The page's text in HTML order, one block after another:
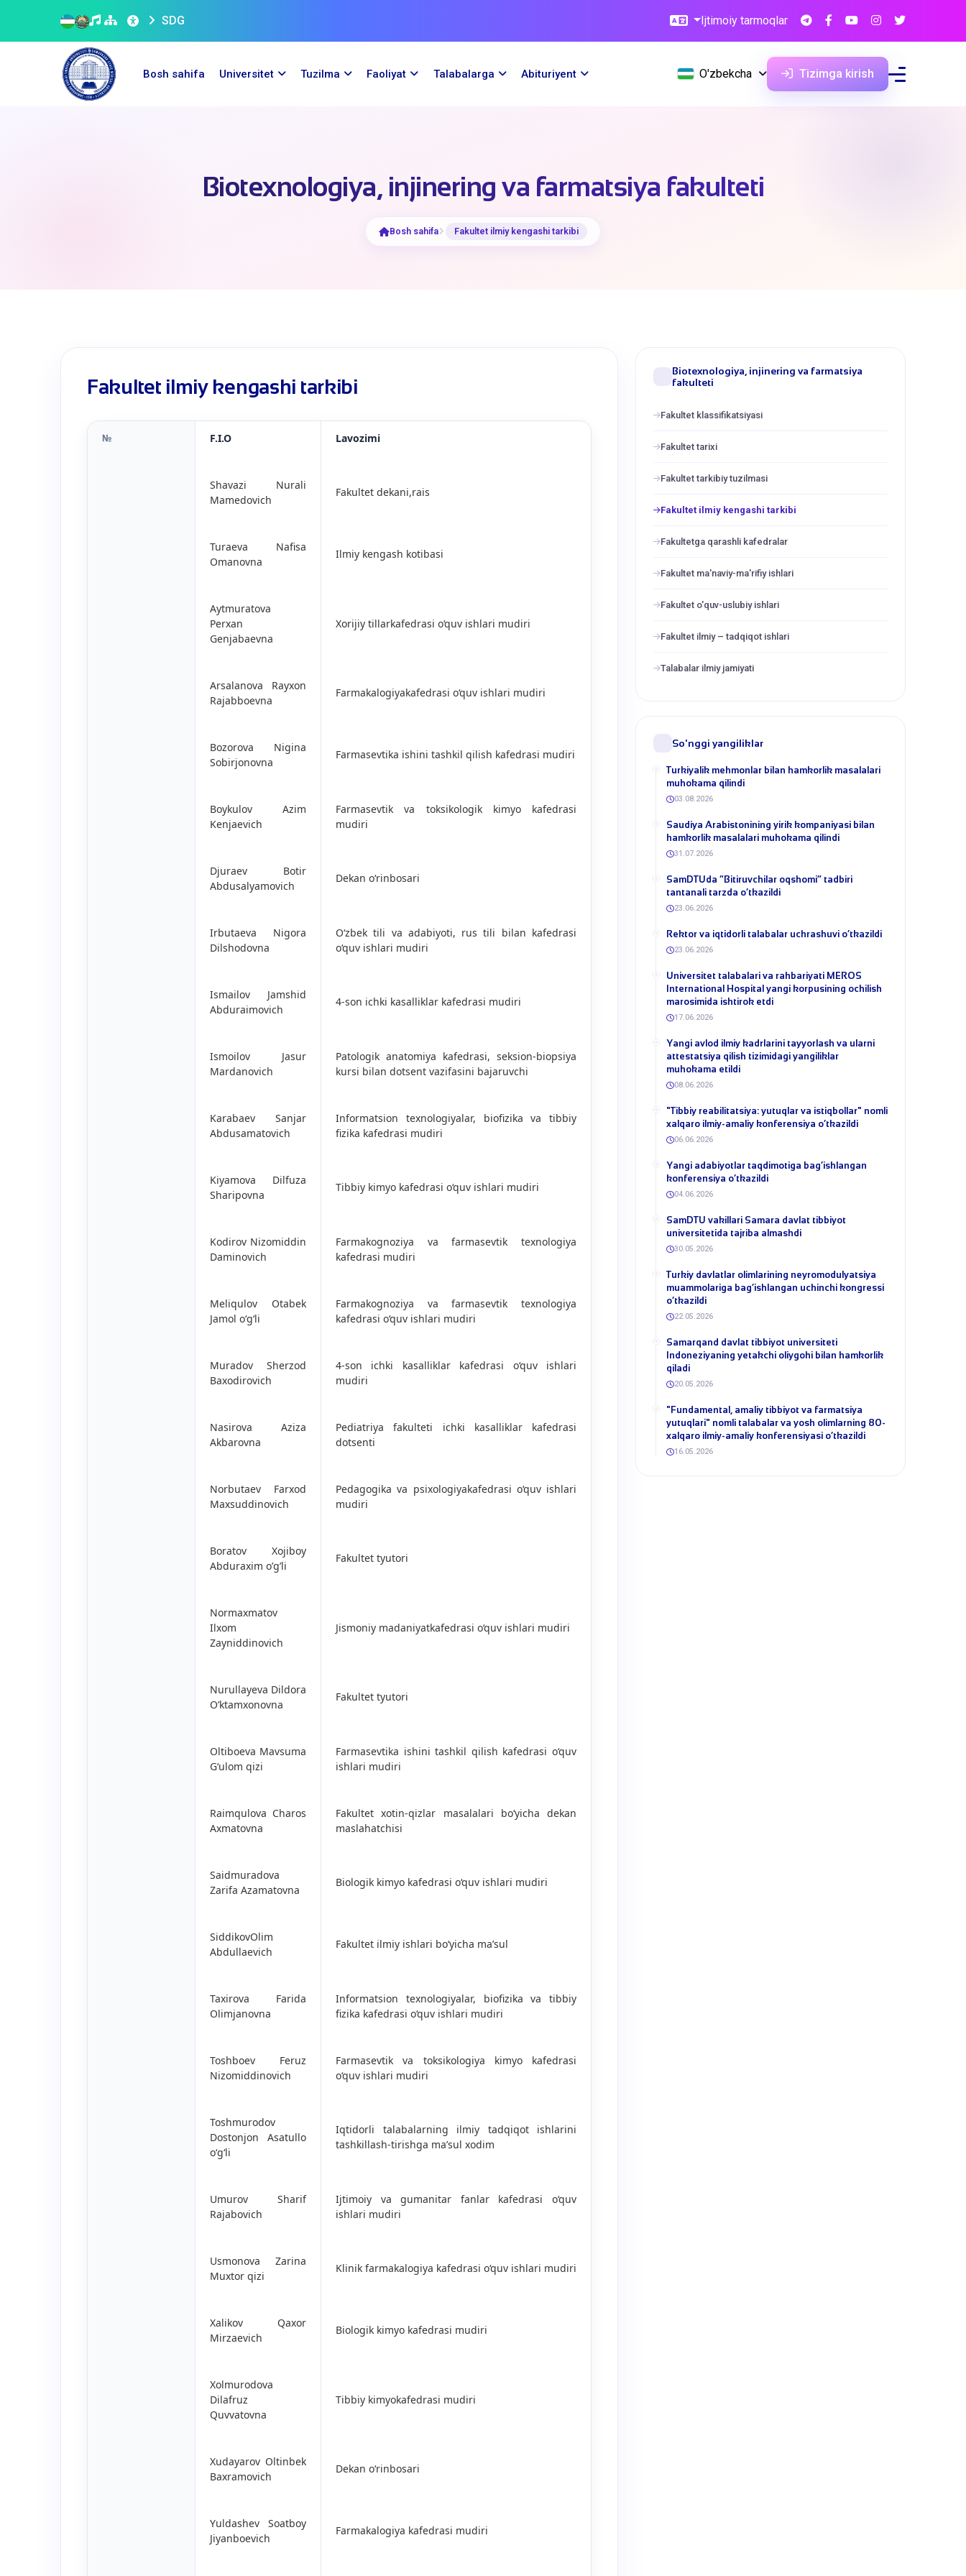
SDG Ijtimoiy tarmoqlar
Bosh sahifa Universitet Tuzilma Faoliyat Talabalarga Abituriyent O'zbekcha Tizimga kirish
Biotexnologiya, injinering va farmatsiya fakulteti
Bosh sahifa Fakultet ilmiy kengashi tarkibi
Fakultet ilmiy kengashi tarkibi
№ F.I.O Lavozimi
Shavazi Nurali
Mamedovich
Fakultet dekani,rais
Turaeva Nafisa
Omanovna
Ilmiy kengash kotibasi
Aytmuratova
Perxan
Genjabaevna
Xorijiy tillarkafedrasi o‘quv ishlari mudiri
Arsalanova Rayxon
Rajabboevna
Farmakalogiyakafedrasi o‘quv ishlari mudiri
Bozorova Nigina
Sobirjonovna
Farmasevtika ishini tashkil qilish kafedrasi mudiri
Boykulov Azim
Kenjaevich
Farmasevtik va toksikologik kimyo kafedrasi
mudiri
Djuraev Botir
Abdusalyamovich
Dekan o‘rinbosari
Irbutaeva Nigora
Dilshodovna
O‘zbek tili va adabiyoti, rus tili bilan kafedrasi
o‘quv ishlari mudiri
Ismailov Jamshid
Abduraimovich
4-son ichki kasalliklar kafedrasi mudiri
Ismoilov Jasur
Mardanovich
Patologik anatomiya kafedrasi, seksion-biopsiya
kursi bilan dotsent vazifasini bajaruvchi
Karabaev Sanjar
Abdusamatovich
Informatsion texnologiyalar, biofizika va tibbiy
fizika kafedrasi mudiri
Kiyamova Dilfuza
Sharipovna
Tibbiy kimyo kafedrasi o‘quv ishlari mudiri
Kodirov Nizomiddin
Daminovich
Farmakognoziya va farmasevtik texnologiya
kafedrasi mudiri
Meliqulov Otabek
Jamol o‘g‘li
Farmakognoziya va farmasevtik texnologiya
kafedrasi o‘quv ishlari mudiri
Muradov Sherzod
Baxodirovich
4-son ichki kasalliklar kafedrasi o‘quv ishlari
mudiri
Nasirova Aziza
Akbarovna
Pediatriya fakulteti ichki kasalliklar kafedrasi
dotsenti
Norbutaev Farxod
Maxsuddinovich
Pedagogika va psixologiyakafedrasi o‘quv ishlari
mudiri
Boratov Xojiboy
Abduraxim o’g’li
Fakultet tyutori
Normaxmatov
Ilxom
Zayniddinovich
Jismoniy madaniyatkafedrasi o‘quv ishlari mudiri
Nurullayeva Dildora
O’ktamxonovna
Fakultet tyutori
Oltiboeva Mavsuma
G‘ulom qizi
Farmasevtika ishini tashkil qilish kafedrasi o‘quv
ishlari mudiri
Raimqulova Charos
Axmatovna
Fakultet xotin-qizlar masalalari bo‘yicha dekan
maslahatchisi
Saidmuradova
Zarifa Azamatovna
Biologik kimyo kafedrasi o‘quv ishlari mudiri
SiddikovOlim
Abdullaevich
Fakultet ilmiy ishlari bo‘yicha ma’sul
Taxirova Farida
Olimjanovna
Informatsion texnologiyalar, biofizika va tibbiy
fizika kafedrasi o‘quv ishlari mudiri
Toshboev Feruz
Nizomiddinovich
Farmasevtik va toksikologiya kimyo kafedrasi
o‘quv ishlari mudiri
Toshmurodov
Dostonjon Asatullo
o‘g‘li
Iqtidorli talabalarning ilmiy tadqiqot ishlarini
tashkillash-tirishga ma’sul xodim
Umurov Sharif
Rajabovich
Ijtimoiy va gumanitar fanlar kafedrasi o‘quv
ishlari mudiri
Usmonova Zarina
Muxtor qizi
Klinik farmakalogiya kafedrasi o‘quv ishlari mudiri
Xalikov Qaxor
Mirzaevich
Biologik kimyo kafedrasi mudiri
Xolmurodova
Dilafruz
Quvvatovna
Tibbiy kimyokafedrasi mudiri
Xudayarov Oltinbek
Baxramovich
Dekan o‘rinbosari
Yuldashev Soatboy
Jiyanboevich
Farmakalogiya kafedrasi mudiri
Biotexnologiya, injinering va farmatsiya
fakulteti
Fakultet klassifikatsiyasi
Fakultet tarixi
Fakultet tarkibiy tuzilmasi
Fakultet ilmiy kengashi tarkibi
Fakultetga qarashli kafedralar
Fakultet ma'naviy-ma'rifiy ishlari
Fakultet o'quv-uslubiy ishlari
Fakultet ilmiy – tаdqiqot ishlаri
Talabalar ilmiy jamiyati
So'nggi yangiliklar
Turkiyalik mehmonlar bilan hamkorlik masalalari
muhokama qilindi
03.08.2026
​Saudiya Arabistonining yirik kompaniyasi bilan
hamkorlik masalalari muhokama qilindi
31.07.2026
​SamDTUda “Bitiruvchilar oqshomi” tadbiri
tantanali tarzda o‘tkazildi
23.06.2026
​Rektor va iqtidorli talabalar uchrashuvi o‘tkazildi
23.06.2026
Universitet talabalari va rahbariyati MEROS
International Hospital yangi korpusining ochilish
marosimida ishtirok etdi
17.06.2026
Yangi avlod ilmiy kadrlarini tayyorlash va ularni
attestatsiya qilish tizimidagi yangiliklar
muhokama etildi
08.06.2026
​"Tibbiy reabilitatsiya: yutuqlar va istiqbollar" nomli
xalqaro ilmiy-amaliy konferensiya o‘tkazildi
06.06.2026
​Yangi adabiyotlar taqdimotiga bag‘ishlangan
konferensiya o‘tkazildi
04.06.2026
SamDTU vakillari Samara davlat tibbiyot
universitetida tajriba almashdi
30.05.2026
​Turkiy davlatlar olimlarining neyromodulyatsiya
muammolariga bag‘ishlangan uchinchi kongressi
o‘tkazildi
22.05.2026
Samarqand davlat tibbiyot universiteti
Indoneziyaning yetakchi oliygohi bilan hamkorlik
qiladi
20.05.2026
​"Fundamental, amaliy tibbiyot va farmatsiya
yutuqlari" nomli talabalar va yosh olimlarning 80-
xalqaro ilmiy-amaliy konferensiyasi o‘tkazildi
16.05.2026